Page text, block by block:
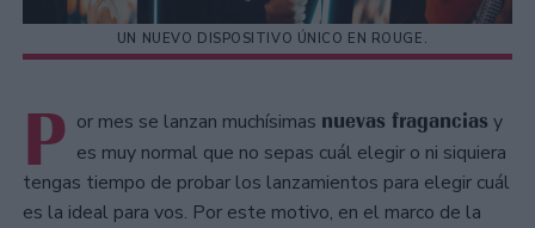
UN NUEVO DISPOSITIVO ÚNICO EN ROUGE.
P or mes se lanzan muchísimas nuevas fragancias y
es muy normal que no sepas cuál elegir o ni siquiera
tengas tiempo de probar los lanzamientos para elegir cuál
es la ideal para vos. Por este motivo, en el marco de la